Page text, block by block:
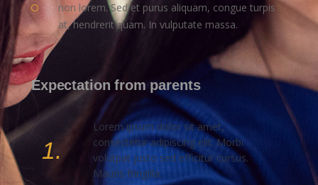
non lorem. Sed et purus aliquam, congue turpis
at, hendrerit quam. In vulputate massa.
Expectation from parents
1.
Lorem ipsum dolor sit amet,
consectetur adipiscing elit. Morbi
volutpat justo sed efficitur cursus.
Mauris fringilla.